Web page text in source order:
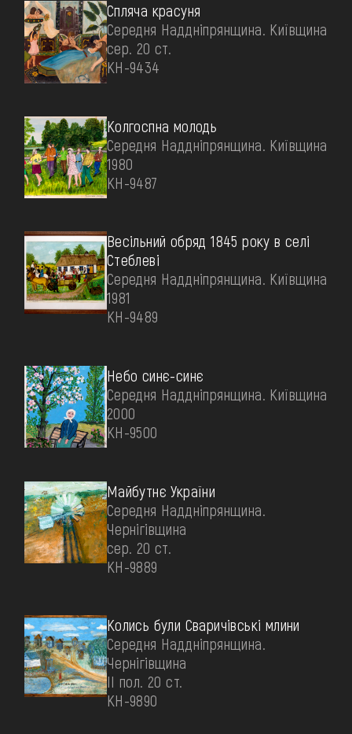
Спляча красуня
Середня Наддніпрянщина. Київщина
сер. 20 ст.
КН-9434
Колгоспна молодь
Середня Наддніпрянщина. Київщина
1980
КН-9487
Весільний обряд 1845 року в селі
Стеблеві
Середня Наддніпрянщина. Київщина
1981
КН-9489
Небо синє-синє
Середня Наддніпрянщина. Київщина
2000
КН-9500
Майбутнє України
Середня Наддніпрянщина.
Чернігівщина
сер. 20 ст.
КН-9889
Колись були Сваричівські млини
Середня Наддніпрянщина.
Чернігівщина
II пол. 20 ст.
КН-9890